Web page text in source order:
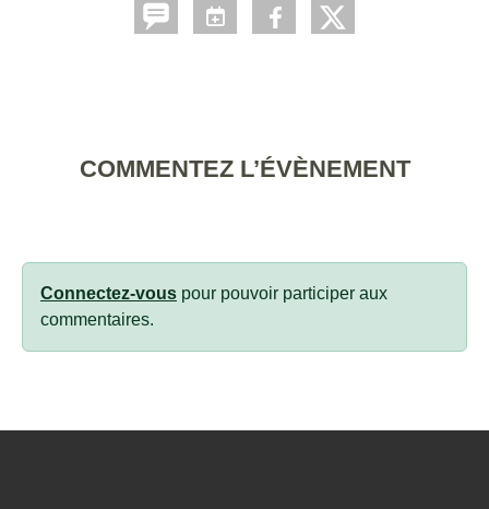
COMMENTEZ L’ÉVÈNEMENT
Connectez-vous pour pouvoir participer aux
commentaires.